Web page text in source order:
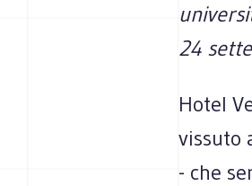
24
Hotel
vissuto
- che